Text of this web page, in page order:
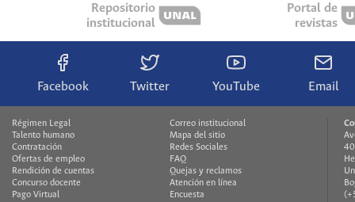
Repositorio
institucional
Portal de
revistas
Facebook Twitter YouTube Email
Régimen Legal
Talento humano
Contratación
Ofertas de empleo
Rendición de cuentas
Concurso docente
Pago Virtual
Correo institucional
Mapa del sitio
Redes Sociales
FAQ
Quejas y reclamos
Atención en línea
Encuesta